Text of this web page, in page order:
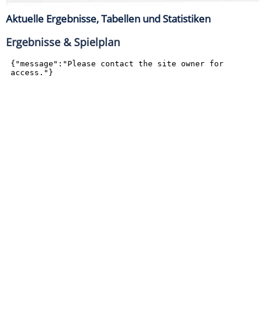
Aktuelle Ergebnisse, Tabellen und Statistiken
Ergebnisse & Spielplan